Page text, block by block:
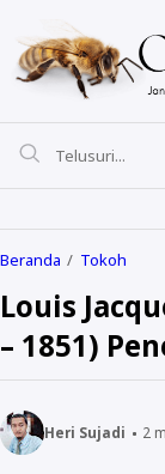
Beranda Tokoh
Louis
– 1851)
Heri Sujadi 2